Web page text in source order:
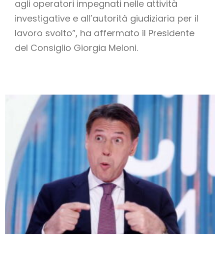
agli operatori impegnati nelle attività
investigative e all’autorità giudiziaria per il
lavoro svolto”, ha affermato il Presidente
del Consiglio Giorgia Meloni.